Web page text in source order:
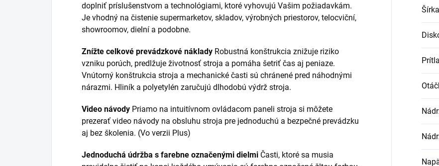
doplniť príslušenstvom a technológiami, ktoré vyhovujú Vašim požiadavkám.
Je vhodný na čistenie supermarketov, skladov, výrobných priestorov, telocviční,
showroomov, dielní a podobne.
Znížte celkové prevádzkové náklady Robustná konštrukcia znižuje riziko
vzniku porúch, predlžuje životnosť stroja a pomáha šetriť čas aj peniaze.
Vnútorný konštrukcia stroja a mechanické časti sú chránené pred náhodnými
nárazmi. Hliník a polyetylén zaručujú dlhodobú výdrž stroja.
Video návody Priamo na intuitívnom ovládacom paneli stroja si môžete
prezerať video návody na obsluhu stroja pre jednoduchú a bezpečné prevádzku
aj bez školenia. (Vo verzii Plus)
Jednoduchá údržba s farebne označenými dielmi Časti, ktoré sa musia